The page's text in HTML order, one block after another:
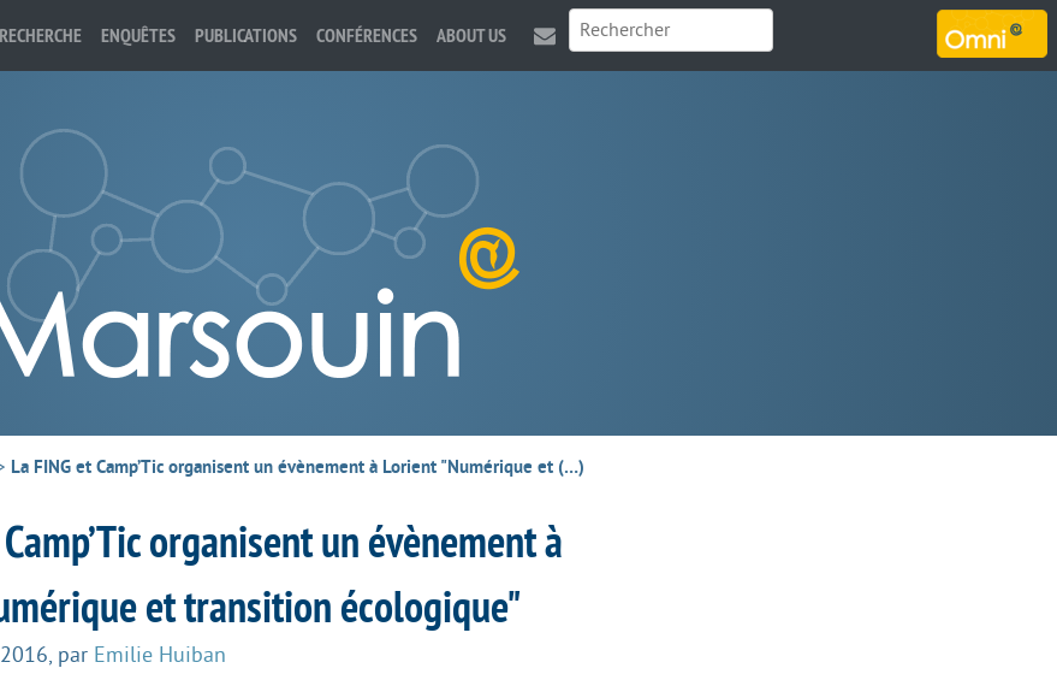
ENQUÊTES PUBLICATIONS CONFÉRENCES ABOUT US
La FING et Camp’Tic organisent un évènement à Lorient "Numérique et (…)
organisent un évènement à
et transition écologique"
par Emilie Huiban